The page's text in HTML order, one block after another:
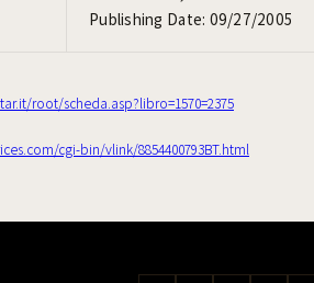
Publishing Date: 09/27/2005
root/scheda.asp?libro=1570=2375
cgi-bin/vlink/8854400793BT.html